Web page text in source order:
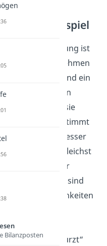
Beispiel
der Verlängerung ist
Hier nehmen
ein Aktivposten und ein
um den gleichen
sie
hier hilft dir bestimmt
um das Thema besser
Dieses Mal begleichst
per
Betroffen sind
„Verbindlichkeiten
sinken um den
Somit „verkürzt“
Bilanzposten